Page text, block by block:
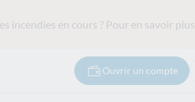
incendies en cours ? Pour en savoir plus
Ouvrir un compte